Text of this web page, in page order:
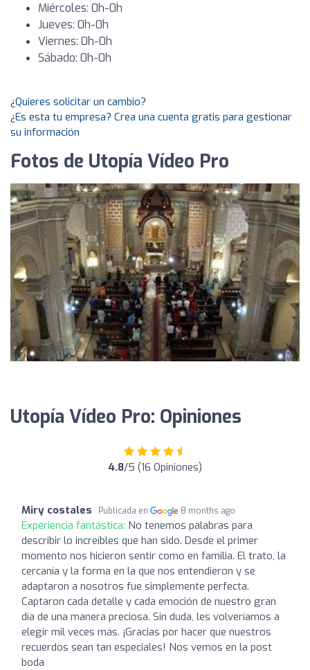
Miércoles: 0h-0h
Jueves: 0h-0h
Viernes: 0h-0h
Sábado: 0h-0h
¿Quieres solicitar un cambio?
¿Es esta tu empresa? Crea una cuenta gratis para gestionar
su información
Fotos de Utopía Vídeo Pro
Utopía Vídeo Pro: Opiniones
4.8/5 (16 Opiniones)
Miry costales Publicada en 8 months ago
Experiencia fantástica: No tenemos palabras para
describir lo increíbles que han sido. Desde el primer
momento nos hicieron sentir como en familia. El trato, la
cercanía y la forma en la que nos entendieron y se
adaptaron a nosotros fue simplemente perfecta.
Captaron cada detalle y cada emoción de nuestro gran
día de una manera preciosa. Sin duda, les volveríamos a
elegir mil veces más. ¡Gracias por hacer que nuestros
recuerdos sean tan especiales! Nos vemos en la post
boda